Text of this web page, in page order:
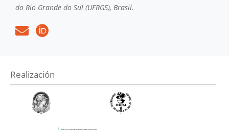
do Rio Grande do Sul (UFRGS), Brasil.
Realización